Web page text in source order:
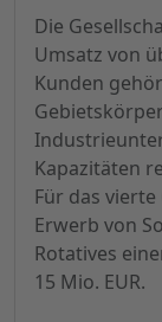
Die
Umsatz von
Kunden
Kapazitäten
Für das
Erwerb von
Rotatives
15 Mio. EUR.